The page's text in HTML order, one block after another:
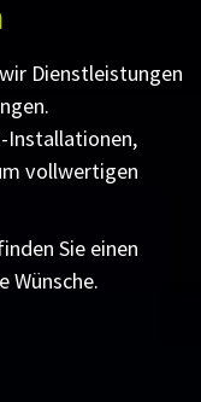
Dienstleistungen
Installationen,
vollwertigen
Sie einen
Wünsche.